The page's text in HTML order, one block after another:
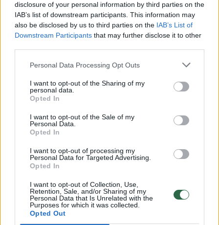
disclosure of your personal information by third parties on the
IAB’s list of downstream participants. This information may
also be disclosed by us to third parties on the IAB’s List of
Downstream Participants that may further disclose it to other
Personal Data Processing Opt Outs
I want to opt-out of the Sharing of my
personal data.
Opted In
I want to opt-out of the Sale of my
Personal Data.
Opted In
I want to opt-out of processing my
Personal Data for Targeted Advertising.
Opted In
I want to opt-out of Collection, Use,
Retention, Sale, and/or Sharing of my
Personal Data that Is Unrelated with the
Purposes for which it was collected.
Opted Out
Nuo XVII a. vidurio praminti Kryžiaus kelio
stočių nuoseklų išsidėstymą atitikę takai,
ilgainiui virtę gatvelėmis. Žemaičių Kalvarijoje
buvo sukurtas labiau išplėtotas ilgesnysis
Kryžiaus kelio variantas. Jėzaus kančios kelią
(Via Dolorosa) čia sudaro dvidešimt stočių
devyniolikoje koplyčių. Vadinamajame
Suėmimo kelyje (Via Captivitatis) yra dešimt
1748 m. vyskupas Antanas Dominykas
Tiškevičius (1692-1762) pastatė naują
medinę bažnyčią, 1750 m. konsekruotą Švč.
Mergelės Marijos Ėmimo į dangų vardu.